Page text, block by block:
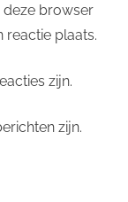
deze browser
reactie plaats.
zijn.
zijn.